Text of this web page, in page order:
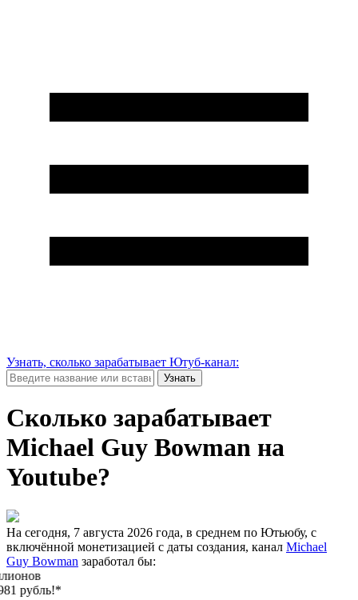
Узнать, сколько зарабатывает Ютуб-канал:
Узнать
Сколько зарабатывает
Michael Guy Bowman на
Youtube?
На сегодня, 7 августа 2026 года, в среднем по Ютьюбу, с
включённой монетизацией с даты создания, канал Michael
Guy Bowman заработал бы:
0 миллионов
121 тысячу 981 рубль!*